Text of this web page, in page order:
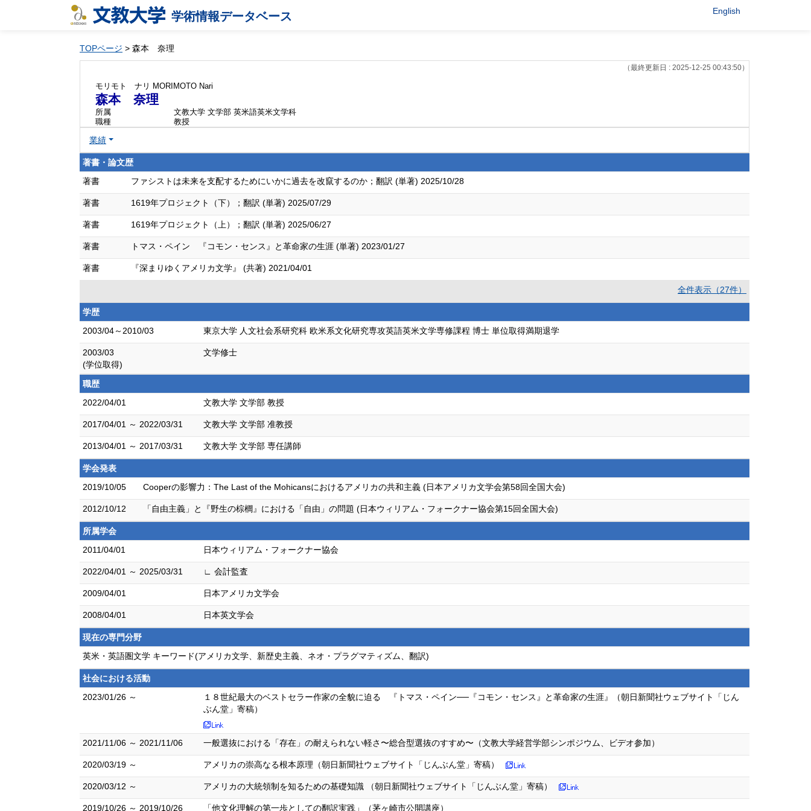
学術情報データベース English
TOPページ > 森本 奈理
（最終更新日 : 2025-12-25 00:43:50）
モリモト ナリ MORIMOTO Nari
森本 奈理
所属
文教大学 文学部 英米語英米文学科
職種
教授
業績
著書・論文歴
著書
ファシストは未来を支配するためにいかに過去を改竄するのか；翻訳 (単著) 2025/10/28
著書 1619年プロジェクト（下）；翻訳 (単著) 2025/07/29
著書 1619年プロジェクト（上）；翻訳 (単著) 2025/06/27
著書 トマス・ペイン 『コモン・センス』と革命家の生涯 (単著) 2023/01/27
著書 『深まりゆくアメリカ文学』 (共著) 2021/04/01
全件表示（27件）
学歴
2003/04～2010/03
東京大学 人文社会系研究科 欧米系文化研究専攻英語英米文学専修課程 博士 単位取得満期退学
2003/03
(学位取得)
文学修士
職歴
2022/04/01
文教大学 文学部 教授
2017/04/01 ～ 2022/03/31 文教大学 文学部 准教授
2013/04/01 ～ 2017/03/31 文教大学 文学部 専任講師
学会発表
2019/10/05
Cooperの影響力：The Last of the Mohicansにおけるアメリカの共和主義 (日本アメリカ文学会第58回全国大会)
2012/10/12 「自由主義」と『野生の棕櫚』における「自由」の問題 (日本ウィリアム・フォークナー協会第15回全国大会)
所属学会
2011/04/01
日本ウィリアム・フォークナー協会
2022/04/01 ～ 2025/03/31 ∟ 会計監査
2009/04/01 日本アメリカ文学会
2008/04/01 日本英文学会
現在の専門分野
英米・英語圏文学 キーワード(アメリカ文学、新歴史主義、ネオ・プラグマティズム、翻訳)
社会における活動
2023/01/26 ～
１８世紀最大のベストセラー作家の全貌に迫る 『トマス・ペイン──『コモン・センス』と革命家の生涯』（朝日新聞社ウェブサイト「じん
ぶん堂」寄稿）
2021/11/06 ～ 2021/11/06 一般選抜における「存在」の耐えられない軽さ〜総合型選抜のすすめ〜（文教大学経営学部シンポジウム、ビデオ参加）
2020/03/19 ～ アメリカの崇高なる根本原理（朝日新聞社ウェブサイト「じんぶん堂」寄稿）
2020/03/12 ～ アメリカの大統領制を知るための基礎知識 （朝日新聞社ウェブサイト「じんぶん堂」寄稿）
2019/10/26 ～ 2019/10/26 「他文化理解の第一歩としての翻訳実践」（茅ヶ崎市公開講座）